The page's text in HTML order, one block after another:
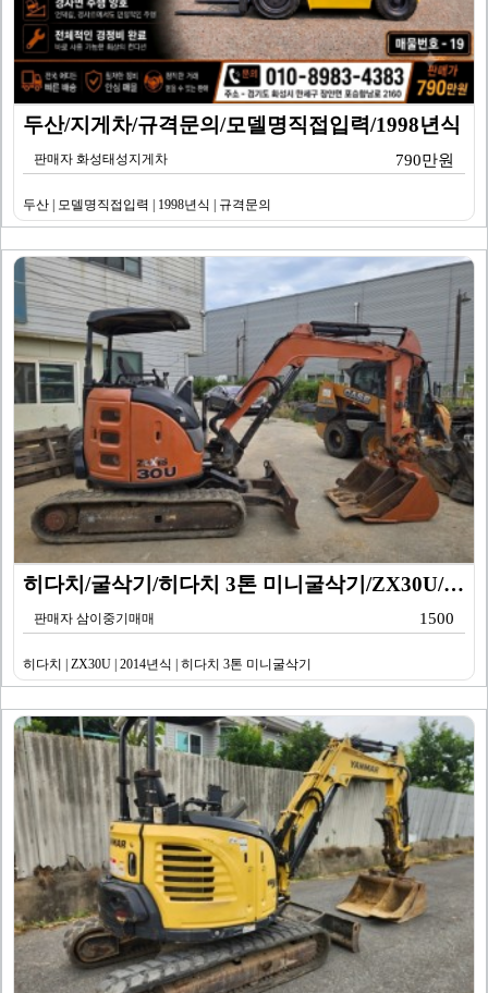
두산/지게차/규격문의/모델명직접입력/1998년식
판매자 화성태성지게차 790만원
두산 | 모델명직접입력 | 1998년식 | 규격문의
히다치/굴삭기/히다치 3톤 미니굴삭기/ZX30U/201…
판매자 삼이중기매매 1500
히다치 | ZX30U | 2014년식 | 히다치 3톤 미니굴삭기